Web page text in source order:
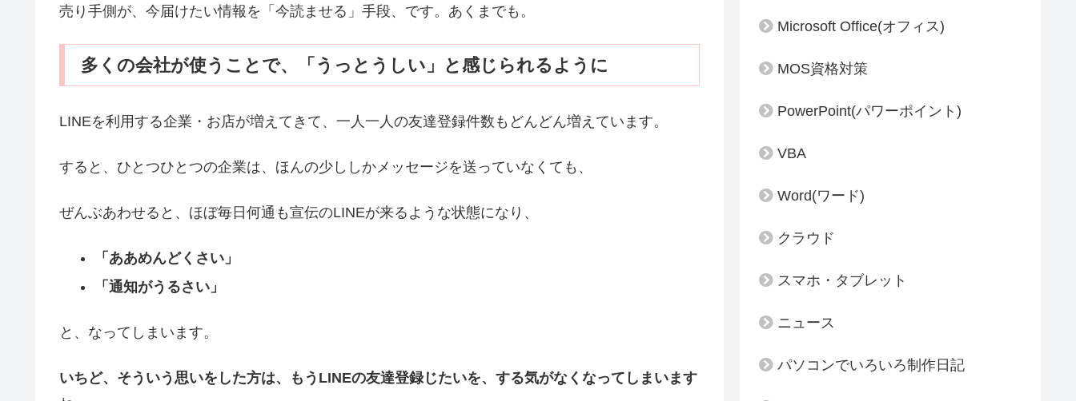
売り手側が、今届けたい情報を「今読ませる」手段、です。あくまでも。
多くの会社が使うことで、「うっとうしい」と感じられるように
LINEを利用する企業・お店が増えてきて、一人一人の友達登録件数もどんどん増えています。
すると、ひとつひとつの企業は、ほんの少ししかメッセージを送っていなくても、
ぜんぶあわせると、ほぼ毎日何通も宣伝のLINEが来るような状態になり、
「ああめんどくさい」
「通知がうるさい」
と、なってしまいます。
いちど、そういう思いをした方は、もうLINEの友達登録じたいを、する気がなくなってしまいます
Microsoft Office(オフィス)
MOS資格対策
PowerPoint(パワーポイント)
VBA
Word(ワード)
クラウド
スマホ・タブレット
ニュース
パソコンでいろいろ制作日記